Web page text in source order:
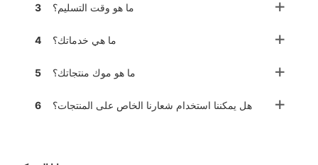
3 ما هو وقت التسليم؟
4 ما هي خدماتك؟
5 ما هو موك منتجاتك؟
6 هل يمكننا استخدام شعارنا الخاص على المنتجات؟